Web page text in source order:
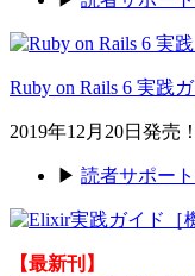
Ruby on Rails 6 実践
2019年12月20日発売
▶ 読者サポー
【最新刊】